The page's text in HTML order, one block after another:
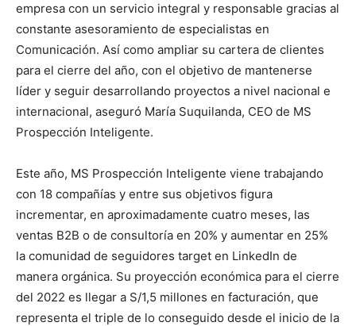
empresa con un servicio integral y responsable gracias al
constante asesoramiento de especialistas en
Comunicación. Así como ampliar su cartera de clientes
para el cierre del año, con el objetivo de mantenerse
líder y seguir desarrollando proyectos a nivel nacional e
internacional, aseguró María Suquilanda, CEO de MS
Prospección Inteligente.
Este año, MS Prospección Inteligente viene trabajando
con 18 compañías y entre sus objetivos figura
incrementar, en aproximadamente cuatro meses, las
ventas B2B o de consultoría en 20% y aumentar en 25%
la comunidad de seguidores target en LinkedIn de
manera orgánica. Su proyección económica para el cierre
del 2022 es llegar a S/1,5 millones en facturación, que
representa el triple de lo conseguido desde el inicio de la